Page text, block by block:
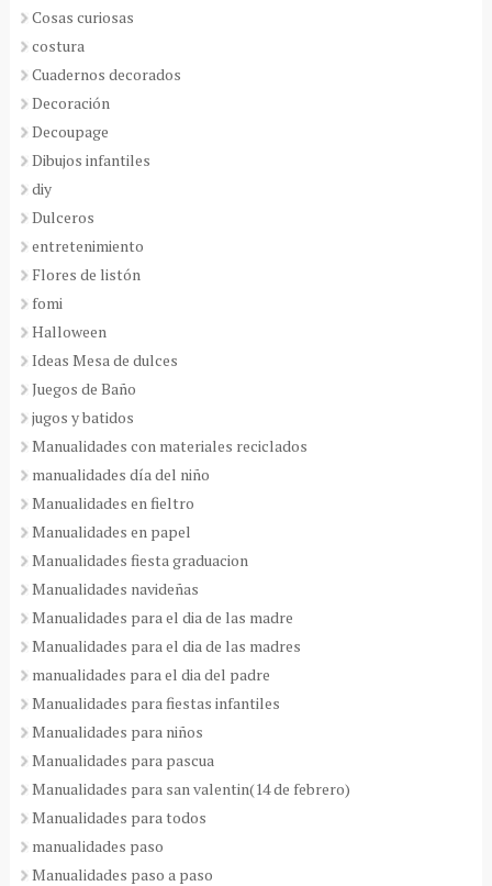
Cosas curiosas
costura
Cuadernos decorados
Decoración
Decoupage
Dibujos infantiles
diy
Dulceros
entretenimiento
Flores de listón
fomi
Halloween
Ideas Mesa de dulces
Juegos de Baño
jugos y batidos
Manualidades con materiales reciclados
manualidades día del niño
Manualidades en fieltro
Manualidades en papel
Manualidades fiesta graduacion
Manualidades navideñas
Manualidades para el dia de las madre
Manualidades para el dia de las madres
manualidades para el dia del padre
Manualidades para fiestas infantiles
Manualidades para niños
Manualidades para pascua
Manualidades para san valentin(14 de febrero)
Manualidades para todos
manualidades paso
Manualidades paso a paso